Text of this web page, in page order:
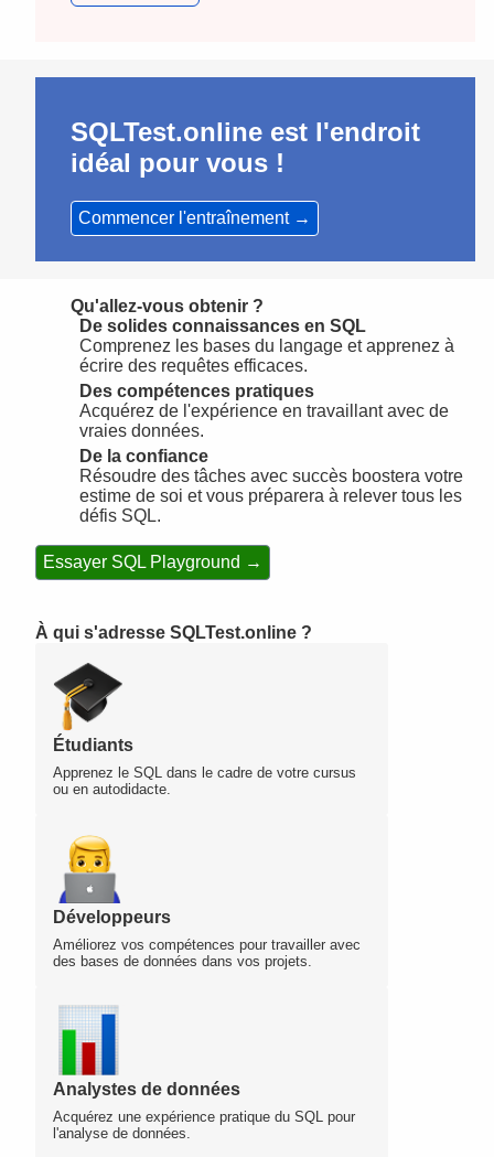
SQLTest.online est l'endroit
idéal pour vous !
Commencer l'entraînement →
Qu'allez-vous obtenir ?
De solides connaissances en SQL
Comprenez les bases du langage et apprenez à
écrire des requêtes efficaces.
Des compétences pratiques
Acquérez de l'expérience en travaillant avec de
vraies données.
De la confiance
Résoudre des tâches avec succès boostera votre
estime de soi et vous préparera à relever tous les
défis SQL.
Essayer SQL Playground →
À qui s'adresse SQLTest.online ?
Étudiants
Apprenez le SQL dans le cadre de votre cursus
ou en autodidacte.
Développeurs
Améliorez vos compétences pour travailler avec
des bases de données dans vos projets.
Analystes de données
Acquérez une expérience pratique du SQL pour
l'analyse de données.